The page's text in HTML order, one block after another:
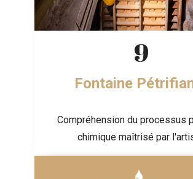
9
Fontaine
Compréhension du processus
chimique maîtrisé par